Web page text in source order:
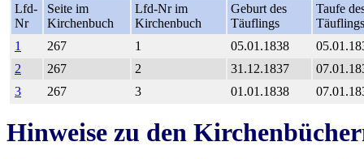
Lfd-
Nr
Seite im
Kirchenbuch
Lfd-Nr im
Kirchenbuch
Geburt des
Täuflings
Taufe
Täuflings
1
267 1 05.01.1838
2
267 2 31.12.1837
3
267 3 01.01.1838
Hinweise zu den